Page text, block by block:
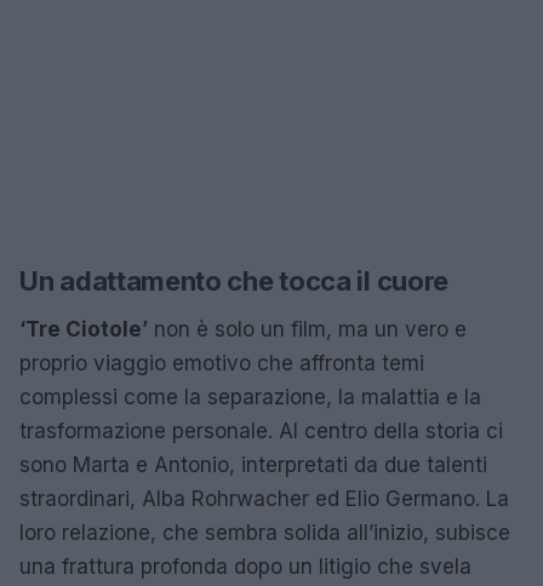
Un adattamento che tocca il cuore
‘Tre Ciotole’ non è solo un film, ma un vero e
proprio viaggio emotivo che affronta temi
complessi come la separazione, la malattia e la
trasformazione personale. Al centro della storia ci
sono Marta e Antonio, interpretati da due talenti
straordinari, Alba Rohrwacher ed Elio Germano. La
loro relazione, che sembra solida all’inizio, subisce
una frattura profonda dopo un litigio che svela